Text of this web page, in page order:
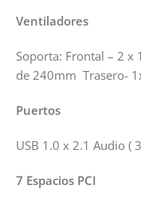
Ventiladores
Soporta: Frontal – 2
de 240mm Trasero-
Puertos
USB 1.0 x 2.1 Audio (
7 Espacios PCI